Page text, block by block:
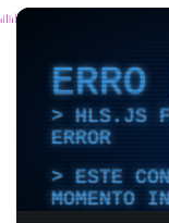
HLS.JS
ERROR
ESTE
MOMENTO